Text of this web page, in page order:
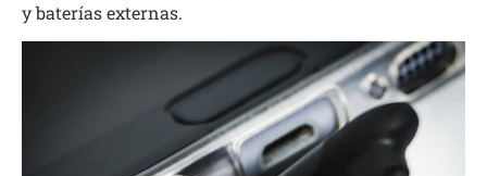
y baterías externas.